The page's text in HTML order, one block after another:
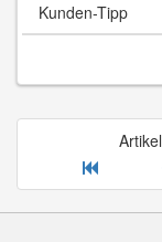
Kunden-Tipp
Artikel